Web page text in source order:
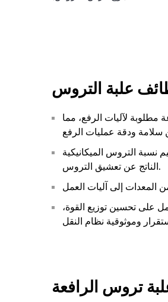
علبة التروس
لآليات الرفع، مما
نسبة التروس الميكانيكية
الناتج عن تعشيق التروس.
على تحسين توزيع القوة،
تروس الرافعة